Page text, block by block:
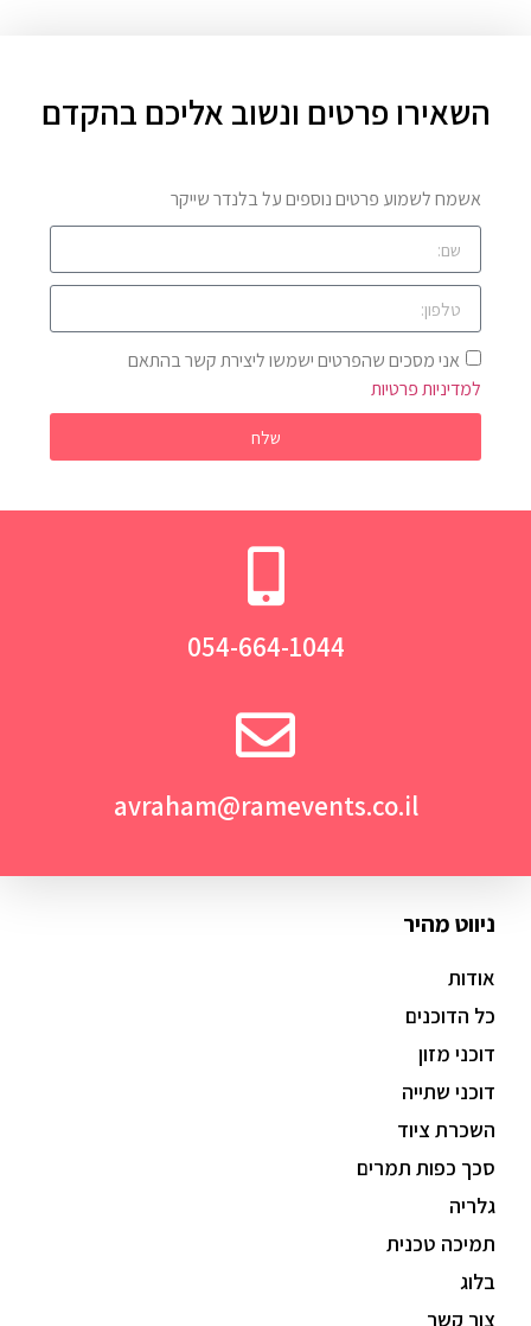
השאירו פרטים ונשוב אליכם בהקדם
אשמח לשמוע פרטים נוספים על בלנדר שייקר
אני מסכים שהפרטים ישמשו ליצירת קשר בהתאם
למדיניות פרטיות
שלח
054-664-1044
avraham@ramevents.co.il
ניווט מהיר
אודות
כל הדוכנים
דוכני מזון
דוכני שתייה
השכרת ציוד
סכך כפות תמרים
גלריה
תמיכה טכנית
בלוג
צור קשר